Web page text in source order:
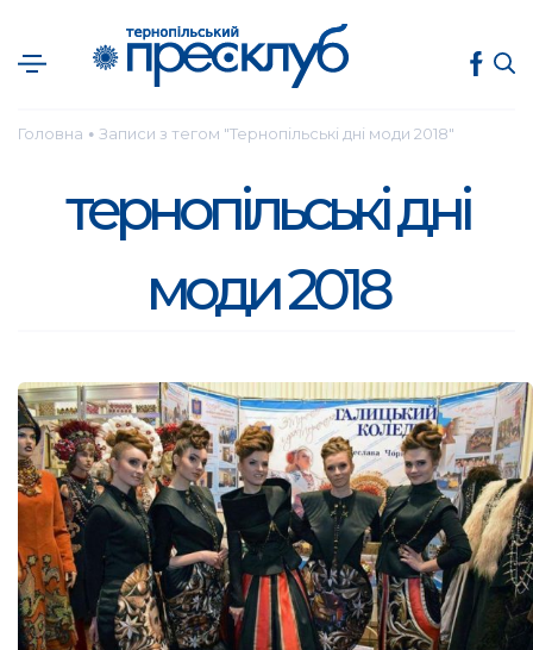
Головна ● Записи з тегом "Тернопільські дні моди 2018"
тернопільські дні
моди 2018